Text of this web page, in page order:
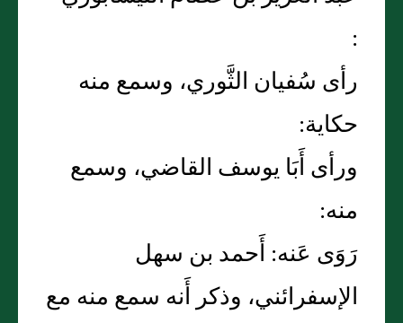
:
رأى سُفيان الثَّوري، وسمع منه
حكاية:
ورأى أَبَا يوسف القاضي، وسمع
منه:
رَوَى عَنه: أَحمد بن سهل
الإسفرائني، وذكر أَنه سمع منه مع